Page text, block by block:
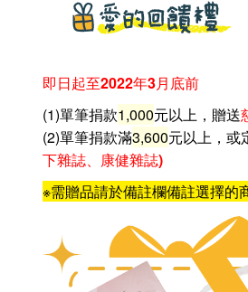
即日起至2022年3月底前
(1)單筆捐款1,000元以上，贈送
(2)單筆捐款滿3,600元以上，或
下雜誌、康健雜誌)
※需贈品請於備註欄備註選擇的